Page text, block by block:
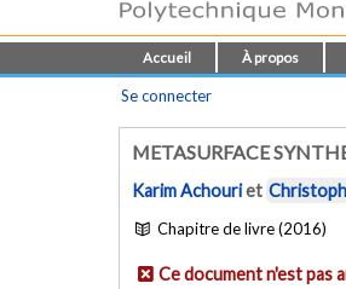
Accueil À propos
Se connecter
METASURFACE
Karim Achouriet
Chapitre de livre (2016)
Ce document n'est pas